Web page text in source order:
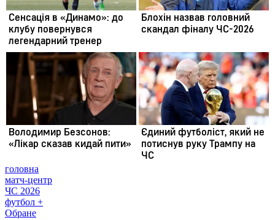
головна
матч-центр
ЧС 2026
футбол +
Обране